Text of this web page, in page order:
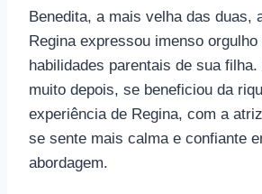
Benedita, a mais velha das duas,
Regina expressou imenso orgulho
habilidades parentais de sua
muito depois, se beneficiou da
experiência de Regina, com a
se sente mais calma e confiante
abordagem.